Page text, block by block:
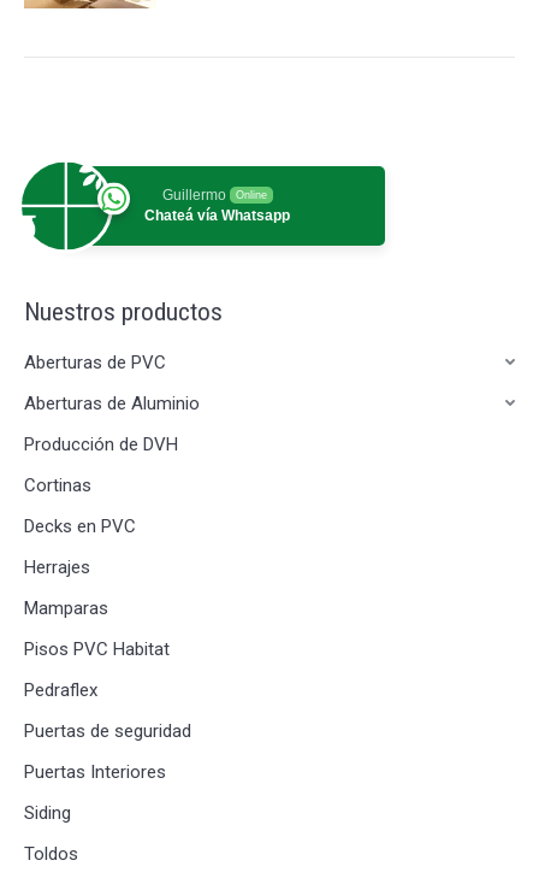
Guillermo Online
Chateá vía Whatsapp
Nuestros productos
Aberturas de PVC
Aberturas de Aluminio
Producción de DVH
Cortinas
Decks en PVC
Herrajes
Mamparas
Pisos PVC Habitat
Pedraflex
Puertas de seguridad
Puertas Interiores
Siding
Toldos